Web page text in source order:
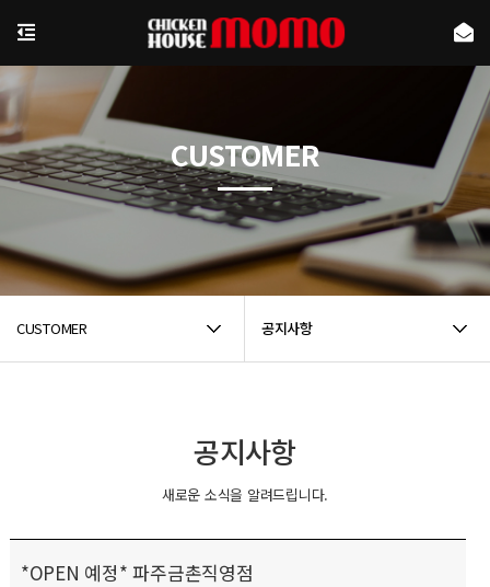
CUSTOMER 공지사항
CUSTOMER
공지사항
새로운 소식을 알려드립니다.
*OPEN 예정* 파주금촌직영점